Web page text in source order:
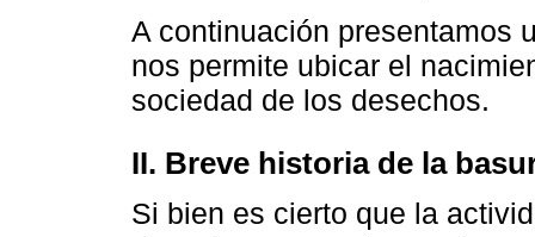
A continuación presentamos
nos permite ubicar el
sociedad de los desechos.
II. Breve historia de la
Si bien es cierto que la